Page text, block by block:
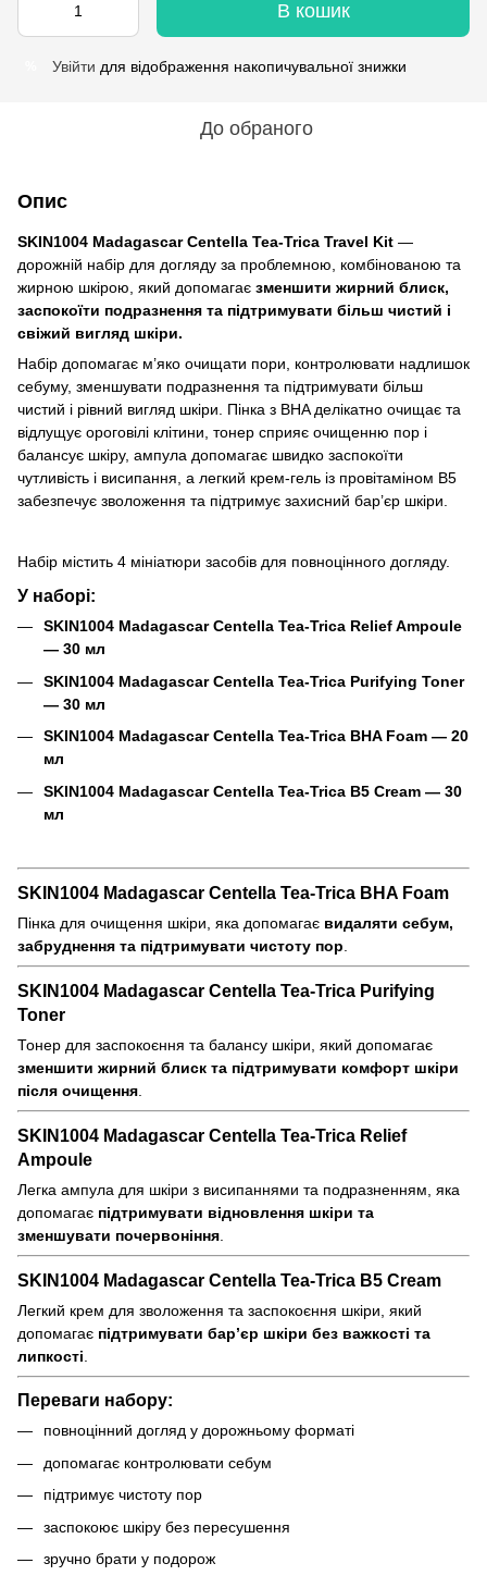
В кошик
Увійти для відображення накопичувальної знижки
До обраного
Опис
SKIN1004 Madagascar Centella Tea-Trica Travel Kit —
дорожній набір для догляду за проблемною, комбінованою та
жирною шкірою, який допомагає зменшити жирний блиск,
заспокоїти подразнення та підтримувати більш чистий і
свіжий вигляд шкіри.
Набір допомагає м’яко очищати пори, контролювати надлишок
себуму, зменшувати подразнення та підтримувати більш
чистий і рівний вигляд шкіри. Пінка з BHA делікатно очищає та
відлущує ороговілі клітини, тонер сприяє очищенню пор і
балансує шкіру, ампула допомагає швидко заспокоїти
чутливість і висипання, а легкий крем-гель із провітаміном B5
забезпечує зволоження та підтримує захисний бар’єр шкіри.
Набір містить 4 мініатюри засобів для повноцінного догляду.
У наборі:
SKIN1004 Madagascar Centella Tea-Trica Relief Ampoule
— 30 мл
SKIN1004 Madagascar Centella Tea-Trica Purifying Toner
— 30 мл
SKIN1004 Madagascar Centella Tea-Trica BHA Foam — 20
мл
SKIN1004 Madagascar Centella Tea-Trica B5 Cream — 30
мл
SKIN1004 Madagascar Centella Tea-Trica BHA Foam
Пінка для очищення шкіри, яка допомагає видаляти себум,
забруднення та підтримувати чистоту пор
SKIN1004 Madagascar Centella Tea-Trica Purifying
Toner
Тонер для заспокоєння та балансу шкіри, який допомагає
зменшити жирний блиск та підтримувати комфорт шкіри
після очищення
SKIN1004 Madagascar Centella Tea-Trica Relief
Ampoule
Легка ампула для шкіри з висипаннями та подразненням, яка
допомагає підтримувати відновлення шкіри та
зменшувати почервоніння
SKIN1004 Madagascar Centella Tea-Trica B5 Cream
Легкий крем для зволоження та заспокоєння шкіри, який
допомагає підтримувати бар’єр шкіри без важкості та
липкості
Переваги набору:
повноцінний догляд у дорожньому форматі
допомагає контролювати себум
підтримує чистоту пор
заспокоює шкіру без пересушення
зручно брати у подорож